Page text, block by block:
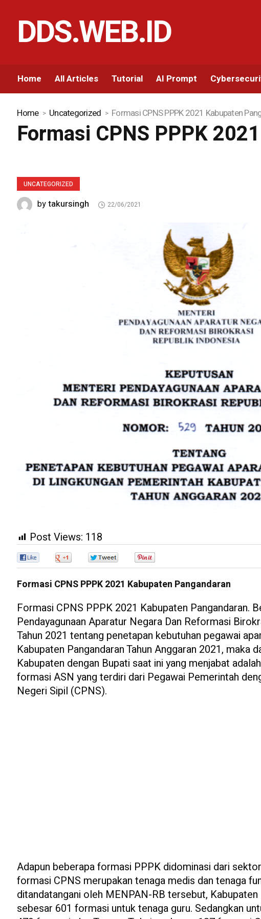
DDS.WEB.ID
Home All Articles Tutorial AI Prompt
Home Uncategorized Formasi CPNS PPPK 2021 Kabupaten
Formasi CPNS PPPK
UNCATEGORIZED
bytakursingh 22/06/2021
Post Views: 118
Formasi CPNS PPPK 2021 Kabupaten Pangandaran
Formasi CPNS PPPK 2021 Kabupaten Pangandaran.
Pendayagunaan Aparatur Negara Dan Reformasi
Tahun 2021 tentang penetapan kebutuhan pegawai
Kabupaten Pangandaran Tahun Anggaran 2021,
Kabupaten dengan Bupati saat ini yang menjabat
formasi ASN yang terdiri dari Pegawai Pemerintah
Negeri Sipil (CPNS).
Adapun beberapa formasi PPPK didominasi dari
formasi CPNS merupakan tenaga medis dan tenaga
ditandatangani oleh MENPAN-RB tersebut,
sebesar 601 formasi untuk tenaga guru. Sedangkan